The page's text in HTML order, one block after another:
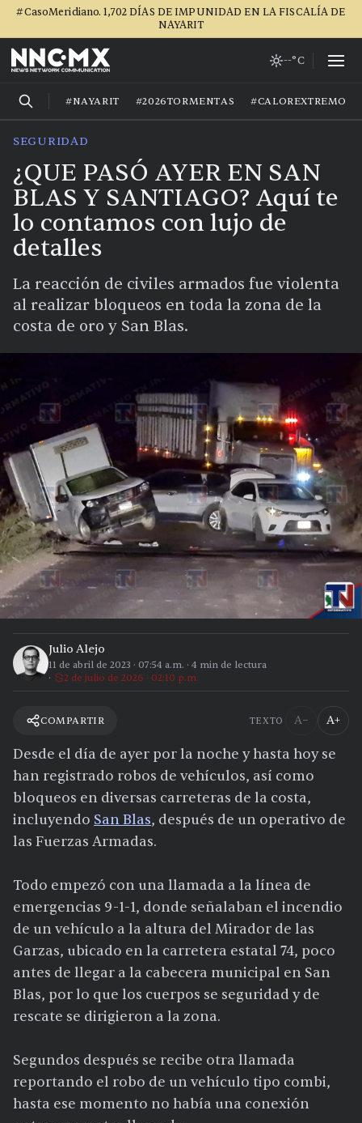
#CasoMeridiano. 1,702 DÍAS DE IMPUNIDAD EN LA FISCALÍA DE
NAYARIT
--°C
#NAYARIT #2026TORMENTAS #CALOREXTREMO
SEGURIDAD
¿QUE PASÓ AYER EN SAN
BLAS Y SANTIAGO? Aquí te
lo contamos con lujo de
detalles
La reacción de civiles armados fue violenta
al realizar bloqueos en toda la zona de la
costa de oro y San Blas.
Julio Alejo
11 de abril de 2023 · 07:54 a.m. · 4 min de lectura
2 de julio de 2026 · 02:10 p.m.
COMPARTIR TEXTO A− A+
Desde el día de ayer por la noche y hasta hoy se
han registrado robos de vehículos, así como
bloqueos en diversas carreteras de la costa,
incluyendo San Blas, después de un operativo de
las Fuerzas Armadas.
Todo empezó con una llamada a la línea de
emergencias 9-1-1, donde señalaban el incendio
de un vehículo a la altura del Mirador de las
Garzas, ubicado en la carretera estatal 74, poco
antes de llegar a la cabecera municipal en San
Blas, por lo que los cuerpos se seguridad y de
rescate se dirigieron a la zona.
Segundos después se recibe otra llamada
reportando el robo de un vehículo tipo combi,
hasta ese momento no había una conexión